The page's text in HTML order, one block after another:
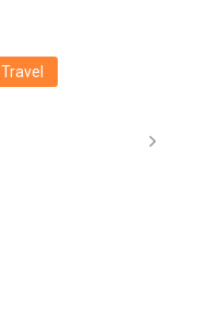
Travel